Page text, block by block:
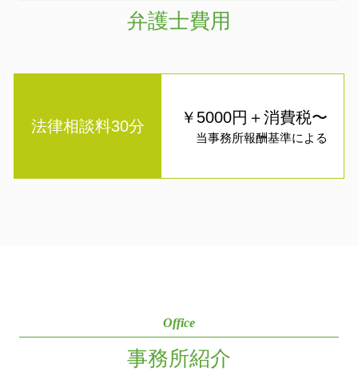
弁護士費用
法律相談料30分 ￥5000円＋消費税〜
当事務所報酬基準による
Office
事務所紹介